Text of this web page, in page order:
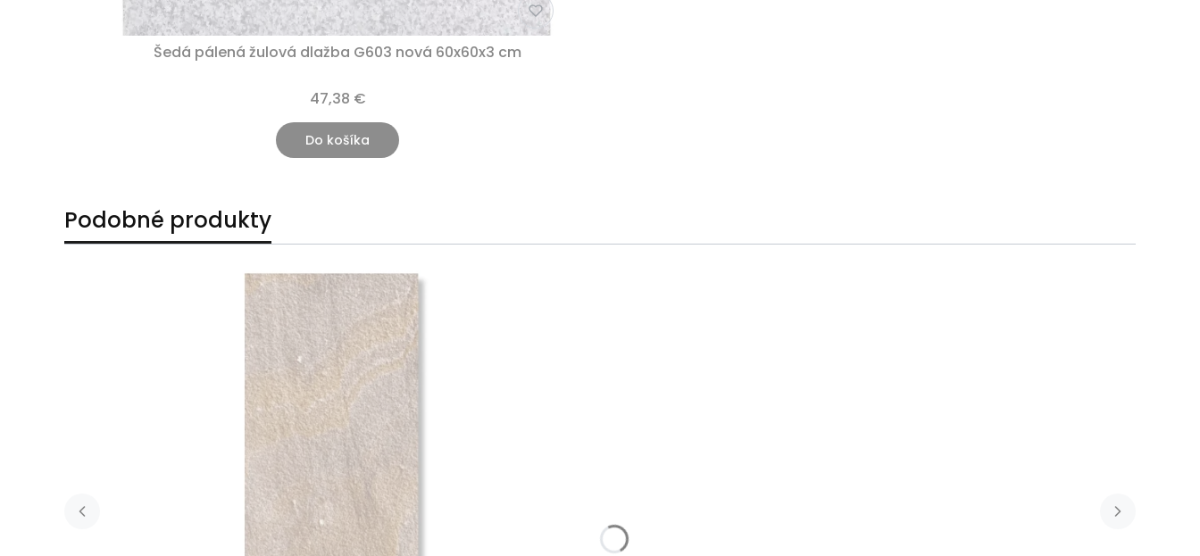
Šedá pálená žulová dlažba G603 nová 60x60x3 cm
47,38 €
Do košíka
Podobné produkty